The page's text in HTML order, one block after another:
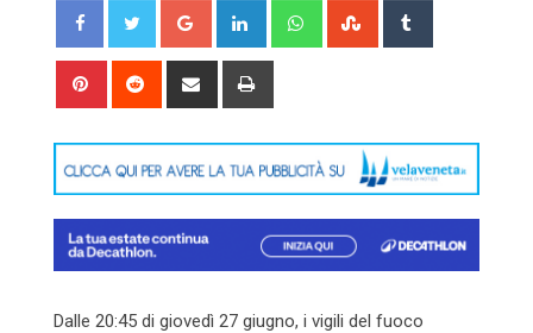
Google+ LinkedIn WhatsappStumbleUpon
Pinterest Reddit
Share
Dalle 20:45 di giovedì 27 giugno, i vigili del fuoco